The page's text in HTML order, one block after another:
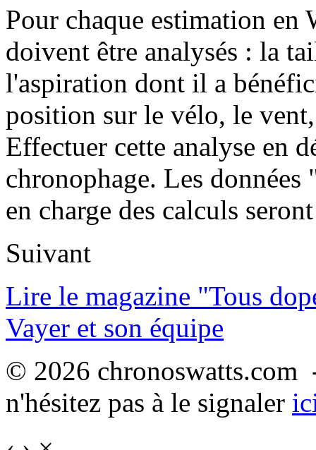
Pour chaque estimation en
doivent être analysés : la
l'aspiration dont il a
position sur le vélo, le
Effectuer cette analyse en
chronophage. Les
en charge des calculs
Suivant
Lire le magazine "Tous
Vayer et son équipe
© 2026
n'hésitez pas à le signaler